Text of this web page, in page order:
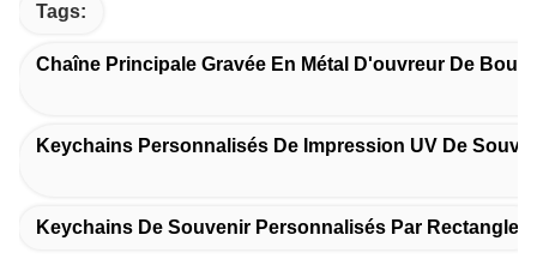
Tags:
Chaîne Principale Gravée En Métal D'ouvreur De
Keychains Personnalisés De Impression UV De
Keychains De Souvenir Personnalisés Par Rectangle